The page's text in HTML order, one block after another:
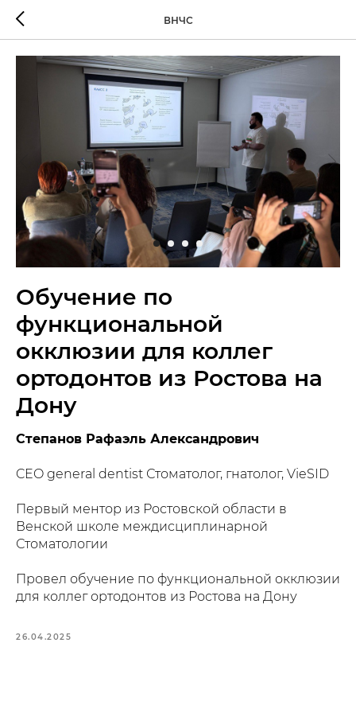
ВНЧС
Обучение по
функциональной
окклюзии для коллег
ортодонтов из Ростова на
Дону
Степанов Рафаэль Александрович
CEO general dentist Стоматолог, гнатолог, VieSID
Первый ментор из Ростовской области в
Венской школе междисциплинарной
Стоматологии
Провел обучение по функциональной окклюзии
для коллег ортодонтов из Ростова на Дону
26.04.2025